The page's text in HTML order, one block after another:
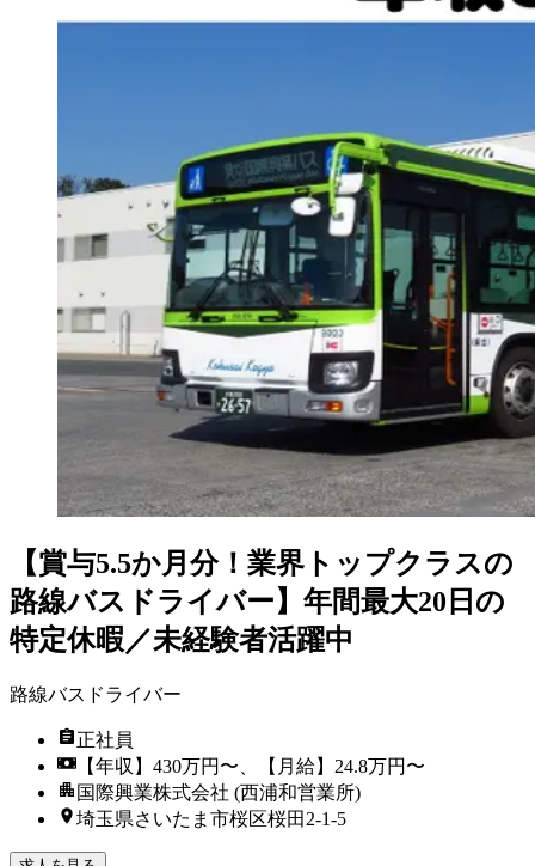
【賞与5.5か月分！業界トップクラスの
路線バスドライバー】年間最大20日の
特定休暇／未経験者活躍中
路線バスドライバー
正社員
【年収】430万円〜、【月給】24.8万円〜
国際興業株式会社 (西浦和営業所)
埼玉県さいたま市桜区桜田2-1-5